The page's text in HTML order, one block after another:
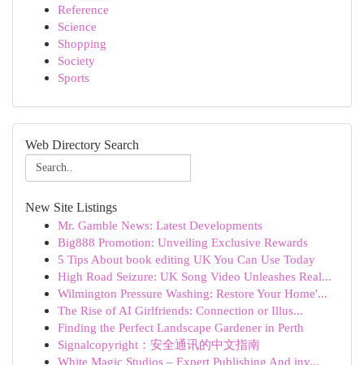
Reference
Science
Shopping
Society
Sports
Web Directory Search
New Site Listings
Mr. Gamble News: Latest Developments
Big888 Promotion: Unveiling Exclusive Rewards
5 Tips About book editing UK You Can Use Today
High Road Seizure: UK Song Video Unleashes Real...
Wilmington Pressure Washing: Restore Your Home'...
The Rise of AI Girlfriends: Connection or Illus...
Finding the Perfect Landscape Gardener in Perth
Signalcopyright：安全通讯的中文指南
White Magic Studios – Expert Publishing And inv...